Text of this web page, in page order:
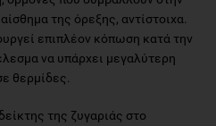
της όρεξης, αντίστοιχα.
επιπλέον κόπωση κατά την
να υπάρχει μεγαλύτερη
θερμίδες.
της ζυγαριάς στο